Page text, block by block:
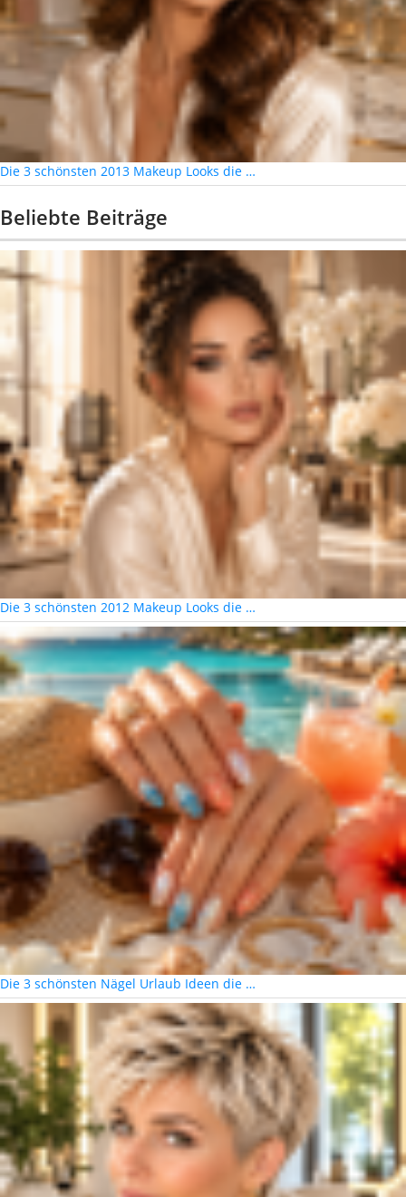
Die 3 schönsten 2013 Makeup Looks die …
Beliebte Beiträge
Die 3 schönsten 2012 Makeup Looks die …
Die 3 schönsten Nägel Urlaub Ideen die …